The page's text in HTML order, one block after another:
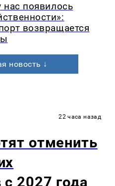
нас появилось
возвращается
новость ↓
22 часа назад
отменить
2027 года